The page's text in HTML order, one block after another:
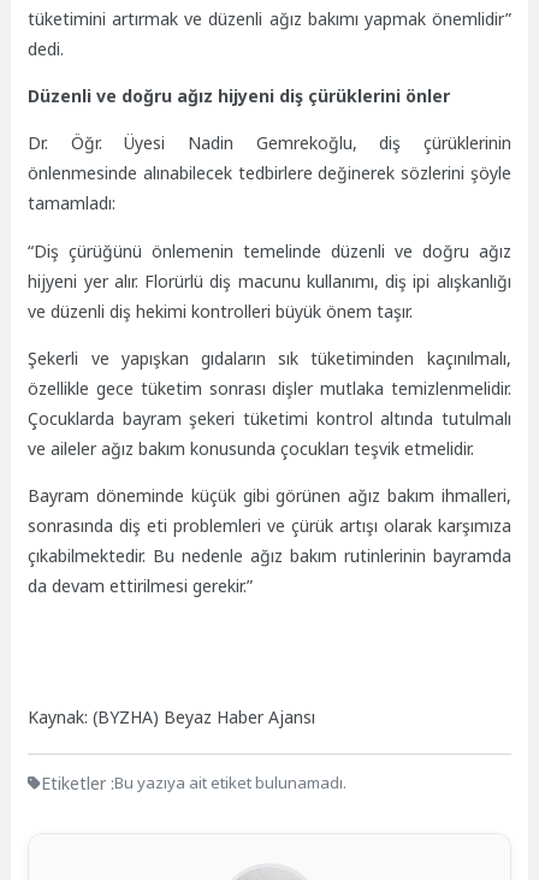
tüketimini artırmak ve düzenli ağız bakımı yapmak önemlidir”
dedi.
Düzenli ve doğru ağız hijyeni diş çürüklerini önler
Dr. Öğr. Üyesi Nadin Gemrekoğlu, diş çürüklerinin
önlenmesinde alınabilecek tedbirlere değinerek sözlerini şöyle
tamamladı:
“Diş çürüğünü önlemenin temelinde düzenli ve doğru ağız
hijyeni yer alır. Florürlü diş macunu kullanımı, diş ipi alışkanlığı
ve düzenli diş hekimi kontrolleri büyük önem taşır.
Şekerli ve yapışkan gıdaların sık tüketiminden kaçınılmalı,
özellikle gece tüketim sonrası dişler mutlaka temizlenmelidir.
Çocuklarda bayram şekeri tüketimi kontrol altında tutulmalı
ve aileler ağız bakım konusunda çocukları teşvik etmelidir.
Bayram döneminde küçük gibi görünen ağız bakım ihmalleri,
sonrasında diş eti problemleri ve çürük artışı olarak karşımıza
çıkabilmektedir. Bu nedenle ağız bakım rutinlerinin bayramda
da devam ettirilmesi gerekir.”
Kaynak: (BYZHA) Beyaz Haber Ajansı
Etiketler :Bu yazıya ait etiket bulunamadı.